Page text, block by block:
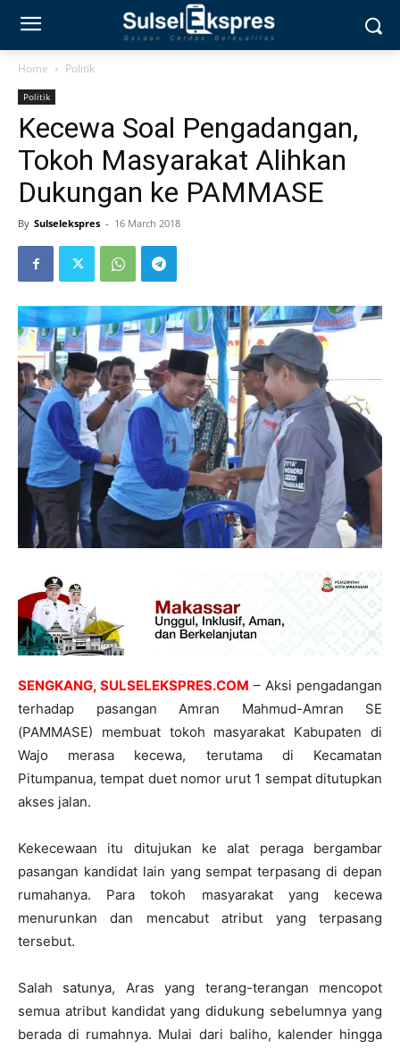
Home Politik
Politik
Kecewa Soal Pengadangan,
Tokoh Masyarakat Alihkan
Dukungan ke PAMMASE
By Sulselekspres - 16 March 2018
SENGKANG, SULSELEKSPRES.COM – Aksi pengadangan
terhadap pasangan Amran Mahmud-Amran SE
(PAMMASE) membuat tokoh masyarakat Kabupaten di
Wajo merasa kecewa, terutama di Kecamatan
Pitumpanua, tempat duet nomor urut 1 sempat ditutupkan
akses jalan.
Kekecewaan itu ditujukan ke alat peraga bergambar
pasangan kandidat lain yang sempat terpasang di depan
rumahanya. Para tokoh masyarakat yang kecewa
menurunkan dan mencabut atribut yang terpasang
tersebut.
Salah satunya, Aras yang terang-terangan mencopot
semua atribut kandidat yang didukung sebelumnya yang
berada di rumahnya. Mulai dari baliho, kalender hingga